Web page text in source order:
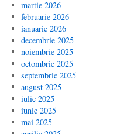
martie 2026
februarie 2026
ianuarie 2026
decembrie 2025
noiembrie 2025
octombrie 2025
septembrie 2025
august 2025
iulie 2025
iunie 2025
mai 2025